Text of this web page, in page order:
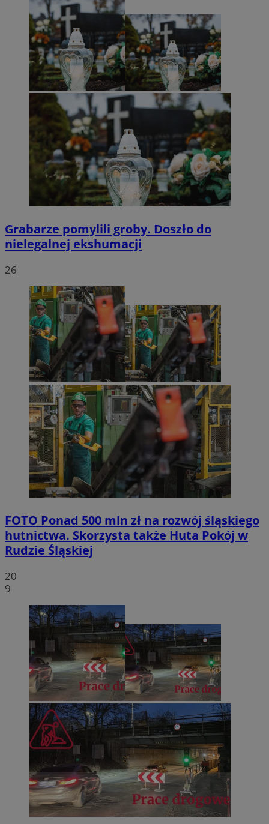
Grabarze pomylili groby. Doszło do
nielegalnej ekshumacji
26
FOTO Ponad 500 mln zł na rozwój śląskiego
hutnictwa. Skorzysta także Huta Pokój w
Rudzie Śląskiej
20
9